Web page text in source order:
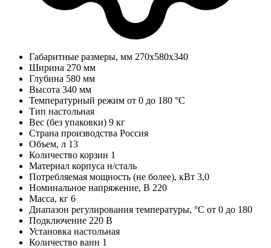
Габаритные размеры, мм 270х580х340
Ширина 270 мм
Глубина 580 мм
Высота 340 мм
Температурный режим от 0 до 180 °С
Тип настольная
Вес (без упаковки) 9 кг
Страна производства Россия
Объем, л 13
Количество корзин 1
Материал корпуса н/сталь
Потребляемая мощность (не более), кВт 3,0
Номинальное напряжение, В 220
Масса, кг 6
Диапазон регулирования температуры, °C от 0 до 180
Подключение 220 В
Установка настольная
Количество ванн 1